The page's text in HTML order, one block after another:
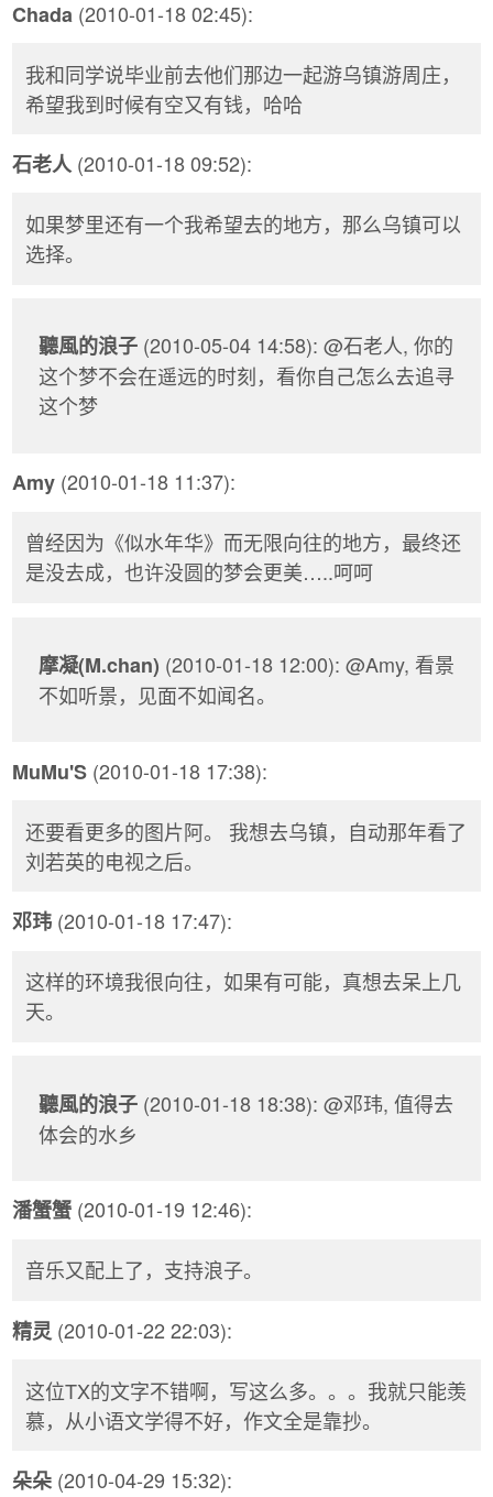
Chada (2010-01-18 02:45):
我和同学说毕业前去他们那边一起游乌镇游周庄，
希望我到时候有空又有钱，哈哈
石老人 (2010-01-18 09:52):
如果梦里还有一个我希望去的地方，那么乌镇可以
选择。
聽風的浪子 (2010-05-04 14:58): @石老人, 你的
这个梦不会在遥远的时刻，看你自己怎么去追寻
这个梦
Amy (2010-01-18 11:37):
曾经因为《似水年华》而无限向往的地方，最终还
是没去成，也许没圆的梦会更美…..呵呵
摩凝(M.chan) (2010-01-18 12:00): @Amy, 看景
不如听景，见面不如闻名。
MuMu'S (2010-01-18 17:38):
还要看更多的图片阿。 我想去乌镇，自动那年看了
刘若英的电视之后。
邓玮 (2010-01-18 17:47):
这样的环境我很向往，如果有可能，真想去呆上几
天。
聽風的浪子 (2010-01-18 18:38): @邓玮, 值得去
体会的水乡
潘蟹蟹 (2010-01-19 12:46):
音乐又配上了，支持浪子。
精灵 (2010-01-22 22:03):
这位TX的文字不错啊，写这么多。。。我就只能羡
慕，从小语文学得不好，作文全是靠抄。
朵朵 (2010-04-29 15:32):